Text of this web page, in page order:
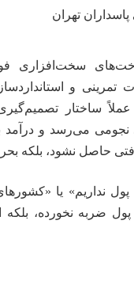
تهران
سخت‌افزاری
تمرینی و
ساختار
می‌رسد و درآمد
حاصل نشود، بلکه
پول نداریم» یا
پول ضربه نخورده،